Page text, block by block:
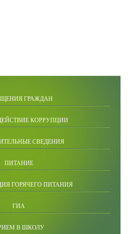
ГРАЖДАН
КОРРУПЦИИ
СВЕДЕНИЯ
ПИТАНИЕ
ГОРЯЧЕГО ПИТАНИЯ
ГИА
В ШКОЛУ